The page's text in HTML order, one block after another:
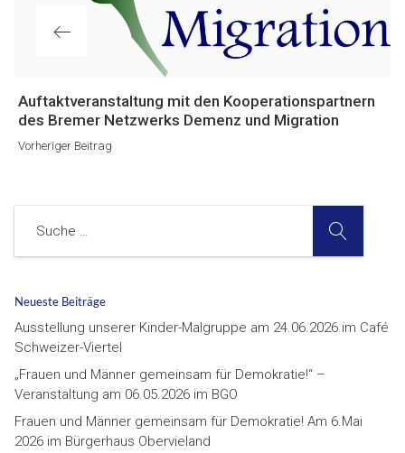
Vorheriger
Beitrag
Auftaktveranstaltung mit den Kooperationspartnern
des Bremer Netzwerks Demenz und Migration
Vorheriger Beitrag
Neueste Beiträge
Ausstellung unserer Kinder-Malgruppe am 24.06.2026 im Café
Schweizer-Viertel
„Frauen und Männer gemeinsam für Demokratie!“ –
Veranstaltung am 06.05.2026 im BGO
Frauen und Männer gemeinsam für Demokratie! Am 6.Mai
2026 im Bürgerhaus Obervieland